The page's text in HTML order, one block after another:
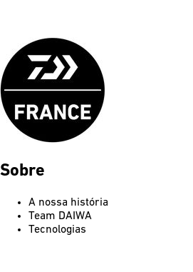
Sobre
A nossa história
Team DAIWA
Tecnologias